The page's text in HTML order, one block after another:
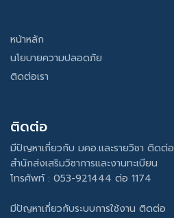
หน้าหลัก
นโยบายความปลอดภัย
ติดต่อเรา
ติดต่อ
มีปัญหาเกี่ยวกับ มคอ.และรายวิชา ติดต่อ
สำนักส่งเสริมวิชาการและงานทะเบียน
โทรศัพท์ : 053-921444 ต่อ 1174
มีปัญหาเกี่ยวกับระบบการใช้งาน ติดต่อ